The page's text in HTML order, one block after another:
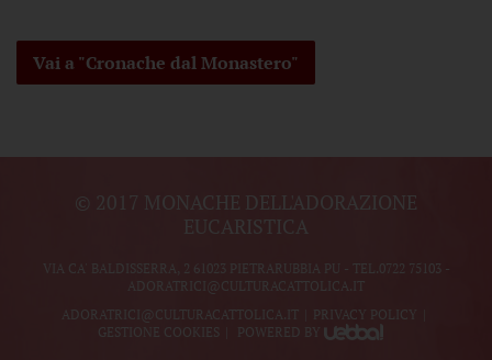
Vai a "Cronache dal Monastero"
© 2017 MONACHE DELL'ADORAZIONE
EUCARISTICA
VIA CA' BALDISSERRA, 2 61023 PIETRARUBBIA PU - TEL. 0722 75103 -
ADORATRICI@CULTURACATTOLICA.IT
ADORATRICI@CULTURACATTOLICA.IT
PRIVACY POLICY
GESTIONE COOKIES
POWERED BY